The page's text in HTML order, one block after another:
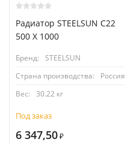
Радиатор STEELSUN С22
500 X 1000
Бренд:
STEELSUN
Страна производства:
Россия
Вес:
30.22 кг
Под заказ
6 347,50 ₽